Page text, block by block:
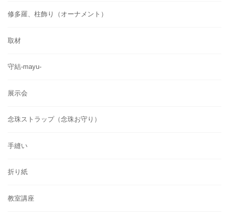
修多羅、柱飾り（オーナメント）
取材
守結-mayu-
展示会
念珠ストラップ（念珠お守り）
手縫い
折り紙
教室講座